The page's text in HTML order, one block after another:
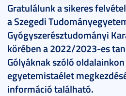
Gratulálunk a sikeres
a Szegedi
Gyógyszerésztudományi
körében a 2022/2023-es
Gólyáknak szóló
egyetemistaélet
információ található.